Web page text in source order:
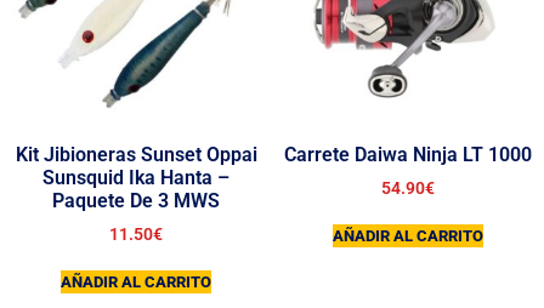
Kit Jibioneras Sunset Oppai
Sunsquid Ika Hanta –
Paquete De 3 MWS
11.50€
AÑADIR AL CARRITO
Carrete Daiwa Ninja LT 1000
54.90€
AÑADIR AL CARRITO